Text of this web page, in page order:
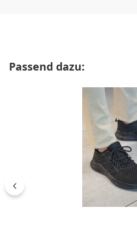
Produktgalerie überspringen
Passend dazu: